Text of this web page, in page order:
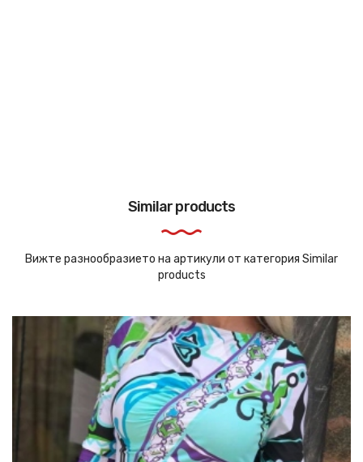
Similar products
Вижте разнообразието на артикули от категория Similar
products